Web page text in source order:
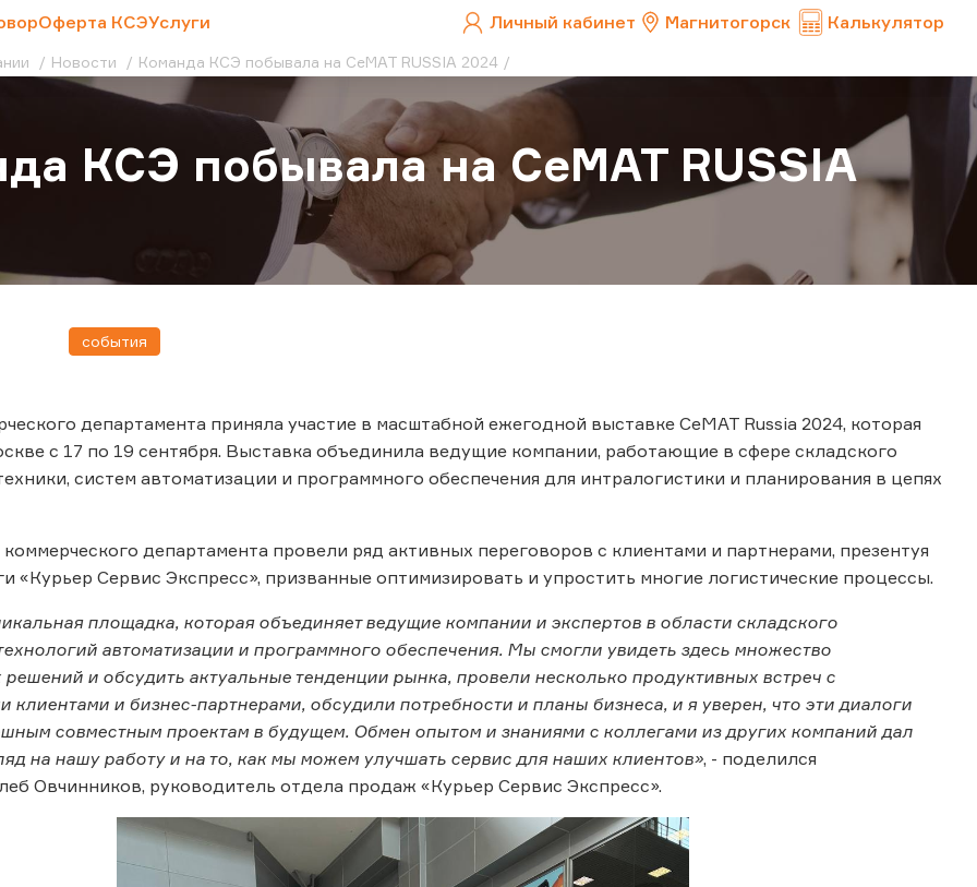
Оферта КСЭУслуги Личный кабинет Магнитогорск Калькулятор
Новости Команда КСЭ побывала на CeMAT RUSSIA 2024
КСЭ побывала на CeMAT RUSSIA
события
департамента приняла участие в масштабной ежегодной выставке СеМАТ Russia 2024, которая
с 17 по 19 сентября. Выставка объединила ведущие компании, работающие в сфере складского
систем автоматизации и программного обеспечения для интралогистики и планирования в цепях
департамента провели ряд активных переговоров с клиентами и партнерами, презентуя
«Курьер Сервис Экспресс», призванные оптимизировать и упростить многие логистические процессы.
площадка, которая объединяет ведущие компании и экспертов в области складского
автоматизации и программного обеспечения. Мы смогли увидеть здесь множество
и обсудить актуальные тенденции рынка, провели несколько продуктивных встреч с
клиентами и бизнес-партнерами, обсудили потребности и планы бизнеса, и я уверен, что эти диалоги
совместным проектам в будущем. Обмен опытом и знаниями с коллегами из других компаний дал
на нашу работу и на то, как мы можем улучшать сервис для наших клиентов», - поделился
Овчинников, руководитель отдела продаж «Курьер Сервис Экспресс».